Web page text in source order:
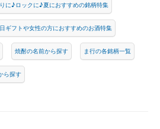
に♪ロックに♪夏におすすめの銘柄特集
ギフトや女性の方におすすめのお酒特集
焼酎の名前から探す ま行の各銘柄一覧
ら探す